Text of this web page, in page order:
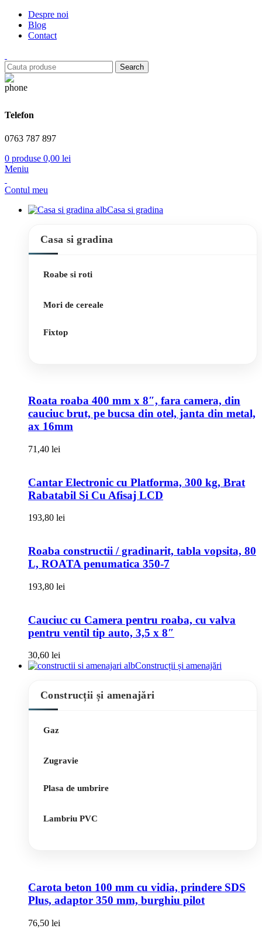
Despre noi
Blog
Contact
Search
Telefon
0763 787 897
0 produse 0,00 lei
Meniu
Contul meu
Casa si gradina
Casa si gradina
Roabe si roti
Mori de cereale
Fixtop
Roata roaba 400 mm x 8″, fara camera, din
cauciuc brut, pe bucsa din otel, janta din metal,
ax 16mm
71,40 lei
Cantar Electronic cu Platforma, 300 kg, Brat
Rabatabil Si Cu Afisaj LCD
193,80 lei
Roaba constructii / gradinarit, tabla vopsita, 80
L, ROATA penumatica 350-7
193,80 lei
Cauciuc cu Camera pentru roaba, cu valva
pentru ventil tip auto, 3,5 x 8″
30,60 lei
Construcții și amenajări
Construcții și amenajări
Gaz
Zugravie
Plasa de umbrire
Lambriu PVC
Carota beton 100 mm cu vidia, prindere SDS
Plus, adaptor 350 mm, burghiu pilot
76,50 lei